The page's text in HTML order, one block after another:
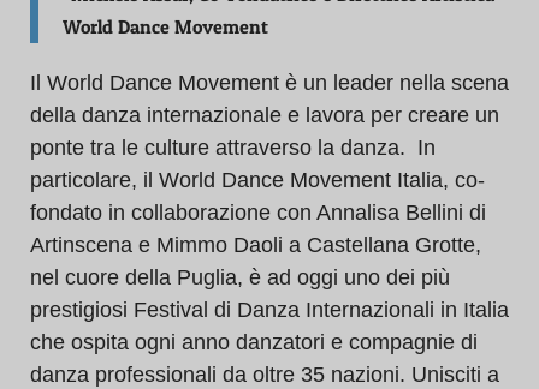
World Dance Movement
Il World Dance Movement è un leader nella scena
della danza internazionale e lavora per creare un
ponte tra le culture attraverso la danza. In
particolare, il World Dance Movement Italia, co-
fondato in collaborazione con Annalisa Bellini di
Artinscena e Mimmo Daoli a Castellana Grotte,
nel cuore della Puglia, è ad oggi uno dei più
prestigiosi Festival di Danza Internazionali in Italia
che ospita ogni anno danzatori e compagnie di
danza professionali da oltre 35 nazioni. Unisciti a